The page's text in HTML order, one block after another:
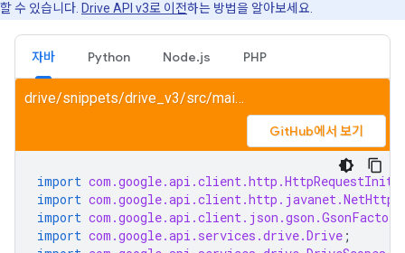
할 수 있습니다. Drive API v3로 이전하는 방법을 알아보세요.
자바 Python Node.js PHP
drive/snippets/drive_v3/src/main/java/SearchFile.java
GitHub에서 보기
import
import
import com.google.api.client.json.gson.GsonFactory
import com.google.api.services.drive.Drive ;